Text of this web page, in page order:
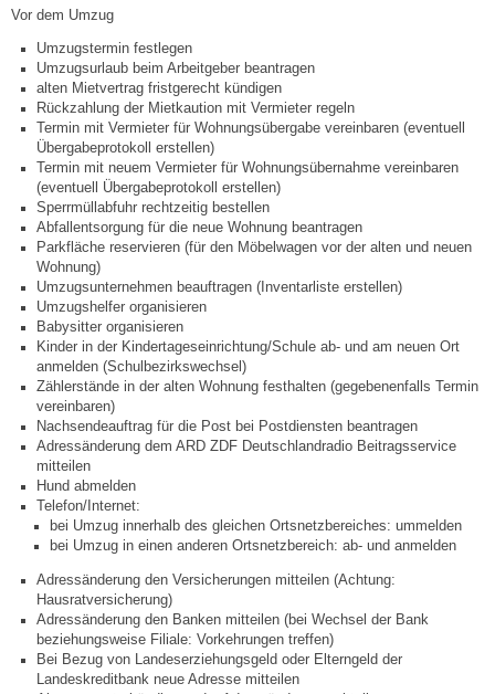
Zahlen & Fakten
Steuern
Gebühren und Beiträge
Ortsrecht
Haushalt 2026
Trinkwasser - Härtebereich
Redaktionsstatut für das Amtsblatt
Service
Notdienste
Abfall-Infos
Ortsplan
Vor dem Umzug
Umzugstermin festlegen
Umzugsurlaub beim Arbeitgeber beantragen
alten Mietvertrag fristgerecht kündigen
Rückzahlung der Mietkaution mit Vermieter regeln
Termin mit Vermieter für Wohnungsübergabe vereinbaren (eventuell
Übergabeprotokoll erstellen)
Termin mit neuem Vermieter für Wohnungsübernahme vereinbaren
(eventuell Übergabeprotokoll erstellen)
Sperrmüllabfuhr rechtzeitig bestellen
Abfallentsorgung für die neue Wohnung beantragen
Parkfläche reservieren (für den Möbelwagen vor der alten und neuen
Wohnung)
Umzugsunternehmen beauftragen (Inventarliste erstellen)
Umzugshelfer organisieren
Babysitter organisieren
Kinder in der Kindertageseinrichtung/Schule ab- und am neuen Ort
anmelden (Schulbezirkswechsel)
Zählerstände in der alten Wohnung festhalten (gegebenenfalls Termin
vereinbaren)
Nachsendeauftrag für die Post bei Postdiensten beantragen
Adressänderung dem ARD ZDF Deutschlandradio Beitragsservice
mitteilen
Hund abmelden
Telefon/Internet:
bei Umzug innerhalb des gleichen Ortsnetzbereiches: ummelden
bei Umzug in einen anderen Ortsnetzbereich: ab- und anmelden
Adressänderung den Versicherungen mitteilen (Achtung:
Hausratversicherung)
Adressänderung den Banken mitteilen (bei Wechsel der Bank
beziehungsweise Filiale: Vorkehrungen treffen)
Bei Bezug von Landeserziehungsgeld oder Elterngeld der
Landeskreditbank neue Adresse mitteilen